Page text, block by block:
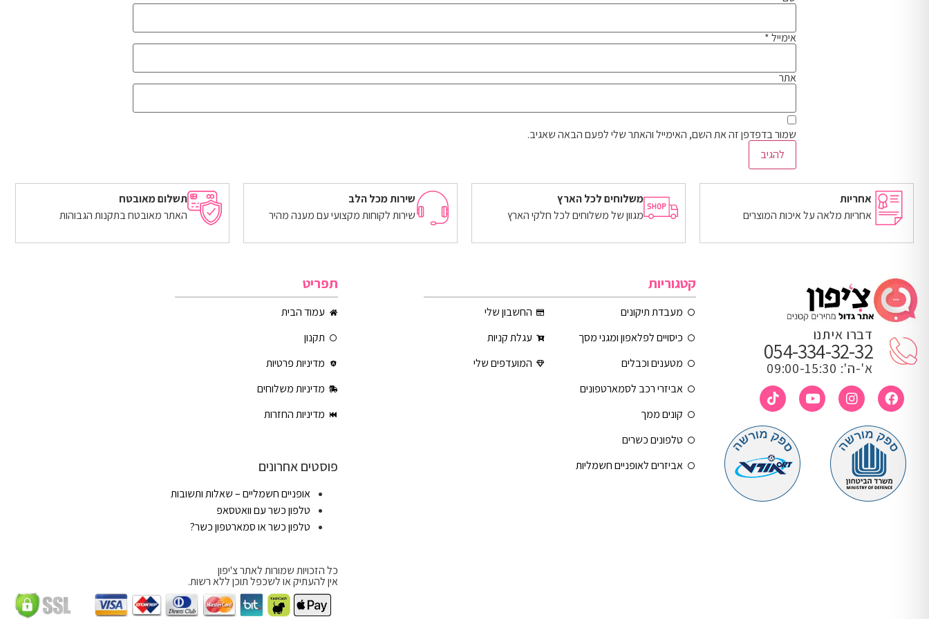
אימייל*
אתר
שמור בדפדפן זה את השם, האימייל והאתר שלי לפעם הבאה שאגיב.
אחריות
אחריות מלאה על איכות המוצרים
משלוחים לכל הארץ
מגוון של משלוחים לכל חלקי הארץ
שירות מכל הלב
שירות לקוחות מקצועי עם מענה מהיר
תשלום מאובטח
האתר מאובטח בתקנות הגבוהות
דברו איתנו
054-334-32-32
א'-ה': 09:00-15:30
קטגוריות
מעבדת תיקונים
כיסויים לפלאפון ומגני מסך
מטענים וכבלים
אביזרי רכב לסמארטפונים
קונים ממך
טלפונים כשרים
אביזרים לאופניים חשמליות
החשבון שלי
עגלת קניות
המועדפים שלי
תפריט
עמוד הבית
תקנון
מדיניות פרטיות
מדיניות משלוחים
מדיניות החזרות
פוסטים אחרונים
אופניים חשמליים – שאלות ותשובות
טלפון כשר עם וואטסאפ
טלפון כשר או סמארטפון כשר?
כל הזכויות שמורות לאתר צ'יפון
אין להעתיק או לשכפל תוכן ללא רשות.